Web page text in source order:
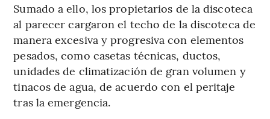
Sumado a ello, los propietarios de la discoteca
al parecer cargaron el techo de la discoteca de
manera excesiva y progresiva con elementos
pesados, como casetas técnicas, ductos,
unidades de climatización de gran volumen y
tinacos de agua, de acuerdo con el peritaje
tras la emergencia.